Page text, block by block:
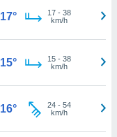
17° 17- 38
km/h
15° 15- 38
km/h
16° 24- 54
km/h